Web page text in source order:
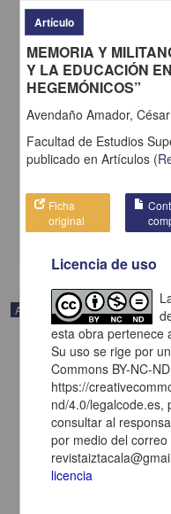
CARACTERÍSTICAS
HIPERTENSIÓN EN UNA
Salinas Rodríguez, Jorge
2015-03-01
Artes y Humanidades
Artículo
Artículo
MEMORIA Y
Y LA EDUCACIÓN
HEGEMÓNICOS”
Avendaño Amador,
Facultad de Estudios
publicado enArtículos (
Ficha
original
Licencia de uso
esta obra pertenece
Su uso se rige por
Commons BY-NC-
https://
nd/4.0/legalcode.es,
consultar al
por medio del correo
licencia